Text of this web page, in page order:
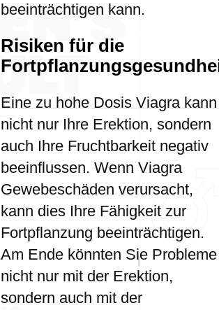
beeinträchtigen kann.
Risiken für die
Eine zu hohe Dosis Viagra kann
nicht nur Ihre Erektion, sondern
auch Ihre Fruchtbarkeit negativ
beeinflussen. Wenn Viagra
Gewebeschäden verursacht,
kann dies Ihre Fähigkeit zur
Fortpflanzung beeinträchtigen.
Am Ende könnten Sie Probleme
nicht nur mit der Erektion,
sondern auch mit der